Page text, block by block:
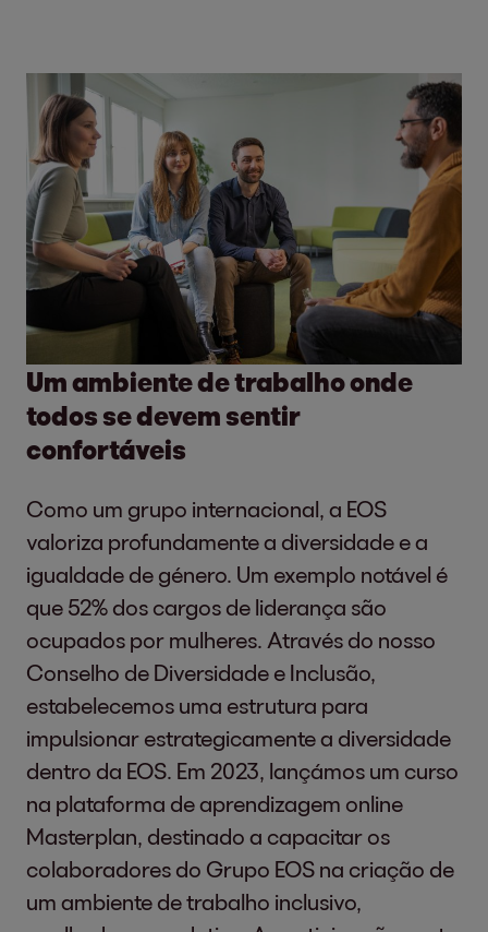
Um ambiente de trabalho onde
todos se devem sentir
confortáveis
Como um grupo internacional, a EOS
valoriza profundamente a diversidade e a
igualdade de género. Um exemplo notável é
que 52% dos cargos de liderança são
ocupados por mulheres. Através do nosso
Conselho de Diversidade e Inclusão,
estabelecemos uma estrutura para
impulsionar estrategicamente a diversidade
dentro da EOS. Em 2023, lançámos um curso
na plataforma de aprendizagem online
Masterplan, destinado a capacitar os
colaboradores do Grupo EOS na criação de
um ambiente de trabalho inclusivo,